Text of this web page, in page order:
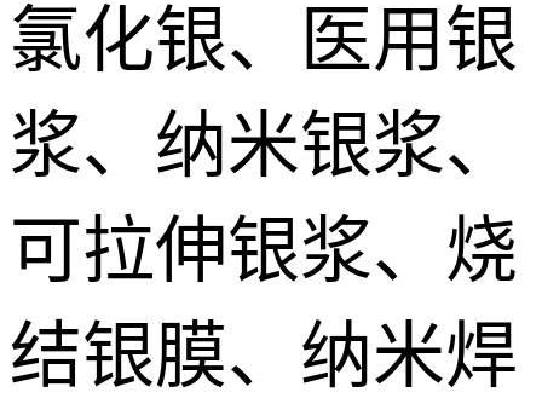
氯化银、医用银
浆、纳米银浆、
可拉伸银浆、烧
结银膜、纳米焊
氮化铝/金刚石烧结银 AlN/Diamond sintered silver Paste
DTS预烧结银焊片 Die Top System sintered paste